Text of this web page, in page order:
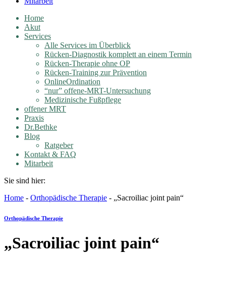
Home
Akut
Services
Alle Services im Überblick
Rücken-Diagnostik komplett an einem Termin
Rücken-Therapie ohne OP
Rücken-Training zur Prävention
OnlineOrdination
“nur” offene-MRT-Untersuchung
Medizinische Fußpflege
offener MRT
Praxis
Dr.Bethke
Blog
Ratgeber
Kontakt & FAQ
Mitarbeit
Sie sind hier:
Home - Orthopädische Therapie - „Sacroiliac joint pain“
Orthopädische Therapie
„Sacroiliac joint pain“